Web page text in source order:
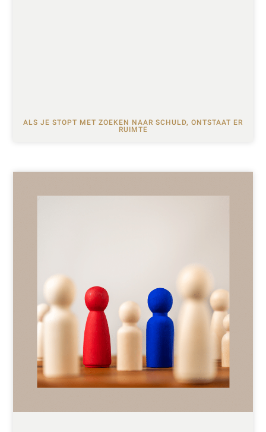
ALS JE STOPT MET ZOEKEN NAAR SCHULD, ONTSTAAT ER
RUIMTE